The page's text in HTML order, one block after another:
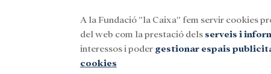
A la Fundació ”la Caixa” fem servir cookies
del web com la prestació dels serveis i
interessos i poder gestionar espais
cookies